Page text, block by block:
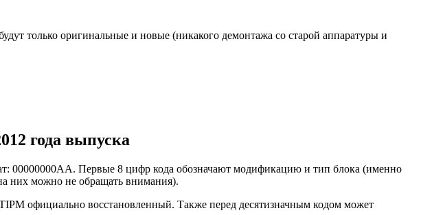
только оригинальные и новые (никакого демонтажа со старой аппаратуры и
года выпуска
00000000AA. Первые 8 цифр кода обозначают модификацию и тип блока (именно
них можно не обращать внимания).
официально восстановленный. Также перед десятизначным кодом может